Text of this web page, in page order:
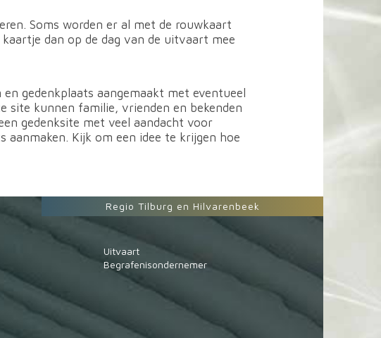
Soms worden er al met de rouwkaart
dan op de dag van de uitvaart mee
gedenkplaats aangemaakt met eventueel
site kunnen familie, vrienden en bekenden
gedenksite met veel aandacht voor
Kijk om een idee te krijgen hoe
Regio Tilburg en Hilvarenbeek
Uitvaart
Begrafenisondernemer